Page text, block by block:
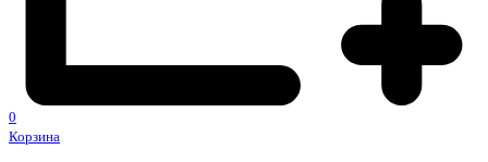
0
Корзина